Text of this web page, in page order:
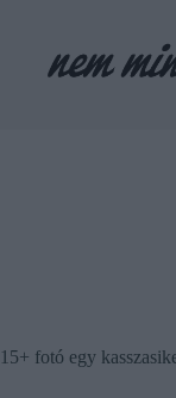
15+ fotó egy